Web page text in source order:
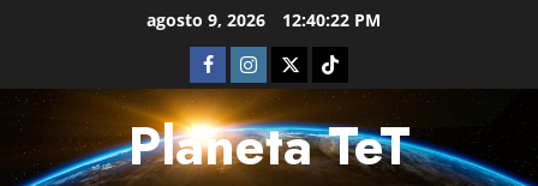
agosto 9, 2026 12:40:23 PM
Planeta TeT